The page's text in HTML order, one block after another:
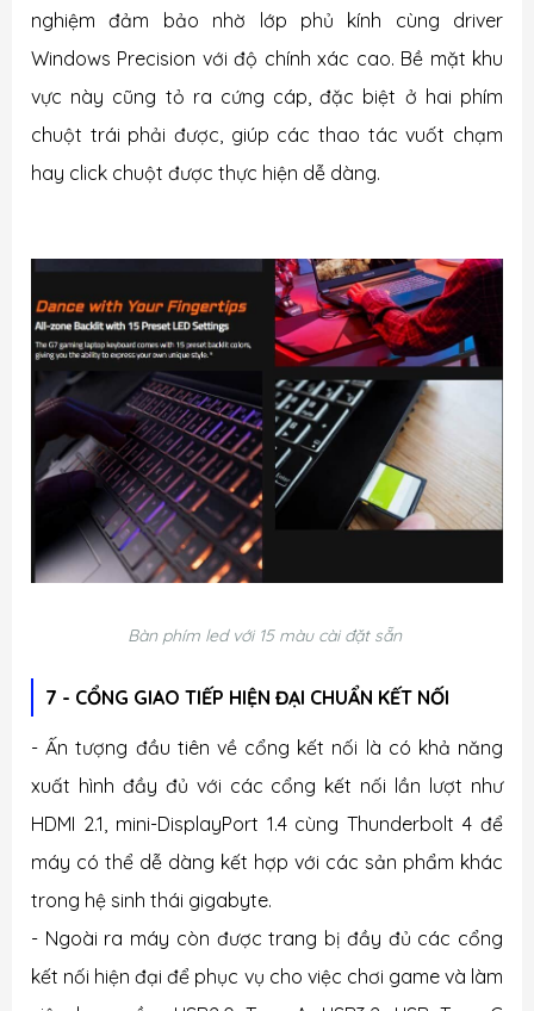
nghiệm đảm bảo nhờ lớp phủ kính cùng driver
Windows Precision với độ chính xác cao. Bề mặt khu
vực này cũng tỏ ra cứng cáp, đặc biệt ở hai phím
chuột trái phải được, giúp các thao tác vuốt chạm
hay click chuột được thực hiện dễ dàng.
Bàn phím led với 15 màu cài đặt sẵn
7 - CỔNG GIAO TIẾP HIỆN ĐẠI CHUẨN KẾT NỐI
- Ấn tượng đầu tiên về cổng kết nối là có khả năng
xuất hình đầy đủ với các cổng kết nối lần lượt như
HDMI 2.1, mini-DisplayPort 1.4 cùng Thunderbolt 4 để
máy có thể dễ dàng kết hợp với các sản phẩm khác
trong hệ sinh thái gigabyte.
- Ngoài ra máy còn được trang bị đầy đủ các cổng
kết nối hiện đại để phục vụ cho việc chơi game và làm